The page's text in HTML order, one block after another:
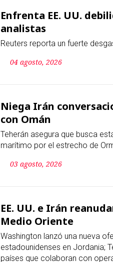
Enfrenta EE. UU.
analistas
Reuters reporta un fuerte
04 agosto, 2026
Niega Irán
con Omán
Teherán asegura que busca
marítimo por el estrecho de
03 agosto, 2026
EE. UU. e Irán
Medio Oriente
Washington lanzó una nueva
estadounidenses en Jordania;
países que colaboran con